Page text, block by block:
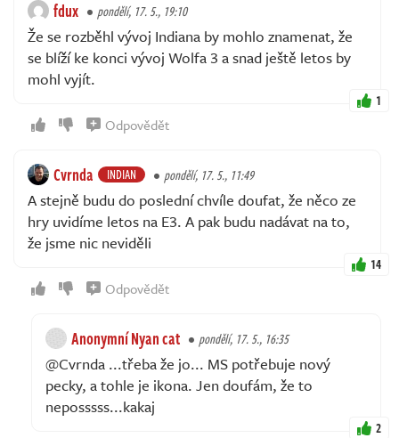
fdux pondělí, 17. 5., 19:10
Že se rozběhl vývoj Indiana by mohlo znamenat, že
se blíží ke konci vývoj Wolfa 3 a snad ještě letos by
mohl vyjít.
1
Odpovědět
Cvrnda INDIAN pondělí, 17. 5., 11:49
A stejně budu do poslední chvíle doufat, že něco ze
hry uvidíme letos na E3. A pak budu nadávat na to,
že jsme nic neviděli
14
Odpovědět
Anonymní Nyan cat pondělí, 17. 5., 16:35
@Cvrnda ...třeba že jo... MS potřebuje nový
pecky, a tohle je ikona. Jen doufám, že to
neposssss...kakaj
2